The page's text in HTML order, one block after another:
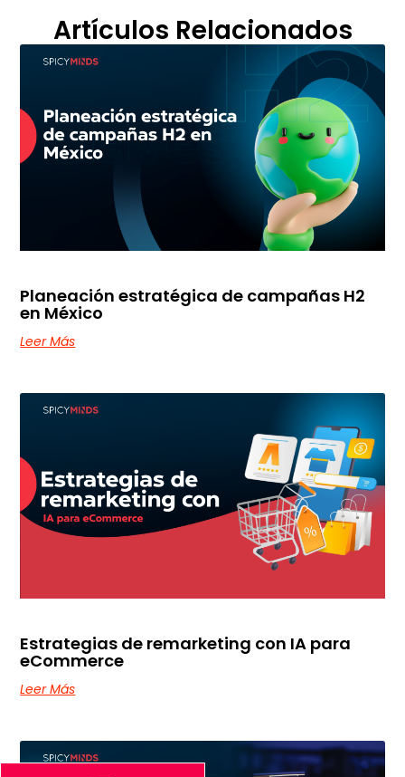
Artículos Relacionados
Planeación estratégica de campañas H2
en México
Leer Más
Estrategias de remarketing con IA para
eCommerce
Leer Más